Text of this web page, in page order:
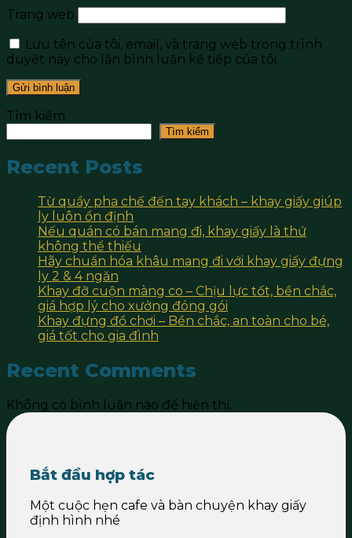
Trang web
Lưu tên của tôi, email, và trang web trong trình
duyệt này cho lần bình luận kế tiếp của tôi.
Tìm kiếm
Tìm kiếm
Recent Posts
Từ quầy pha chế đến tay khách – khay giấy giúp
ly luôn ổn định
Nếu quán có bán mang đi, khay giấy là thứ
không thể thiếu
Hãy chuẩn hóa khâu mang đi với khay giấy đựng
ly 2 & 4 ngăn
Khay đỡ cuộn màng co – Chịu lực tốt, bền chắc,
giá hợp lý cho xưởng đóng gói
Khay đựng đồ chơi – Bền chắc, an toàn cho bé,
giá tốt cho gia đình
Recent Comments
Không có bình luận nào để hiển thị.
Bắt đầu hợp tác
Một cuộc hẹn cafe và bàn chuyện khay giấy
định hình nhé